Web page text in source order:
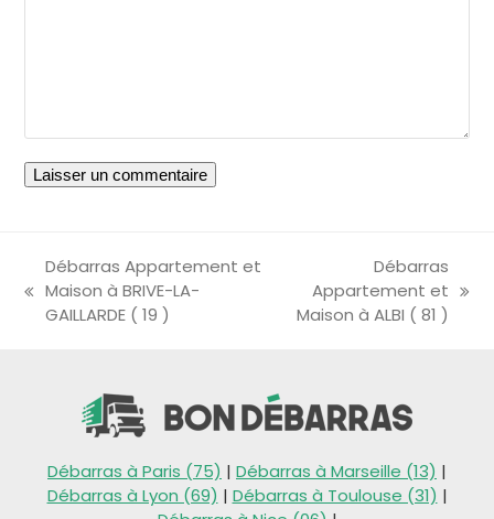
previous
post:
Débarras Appartement et
Maison à BRIVE-LA-
GAILLARDE ( 19 )
next
post:
Débarras
Appartement et
Maison à ALBI ( 81 )
Débarras à Paris (75) | Débarras à Marseille (13) |
Débarras à Lyon (69) | Débarras à Toulouse (31) |